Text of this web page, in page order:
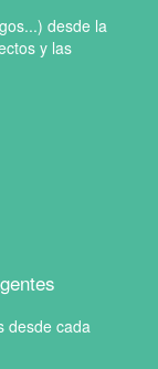
desde la
y las
desde cada